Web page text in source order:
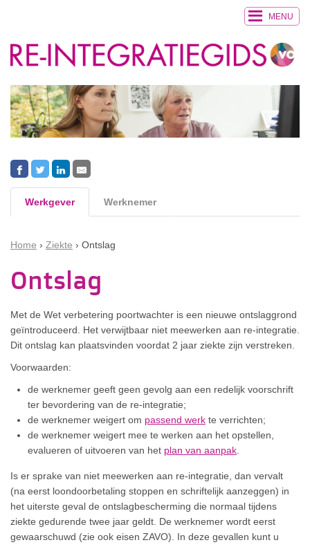
MENU
Werkgever Werknemer
Home Ziekte Ontslag
Ontslag
Met de Wet verbetering poortwachter is een nieuwe ontslaggrond
geïntroduceerd. Het verwijtbaar niet meewerken aan re-integratie.
Dit ontslag kan plaatsvinden voordat 2 jaar ziekte zijn verstreken.
Voorwaarden:
de werknemer geeft geen gevolg aan een redelijk voorschrift
ter bevordering van de re-integratie;
de werknemer weigert om passend werk te verrichten;
de werknemer weigert mee te werken aan het opstellen,
evalueren of uitvoeren van het plan van aanpak
Is er sprake van niet meewerken aan re-integratie, dan vervalt
(na eerst loondoorbetaling stoppen en schriftelijk aanzeggen) in
het uiterste geval de ontslagbescherming die normaal tijdens
ziekte gedurende twee jaar geldt. De werknemer wordt eerst
gewaarschuwd (zie ook eisen ZAVO). In deze gevallen kunt u